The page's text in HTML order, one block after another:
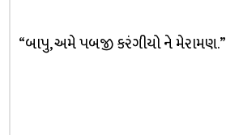
“બાપુ, અમે પબજી કરંગીયો ને મેરામણ.”